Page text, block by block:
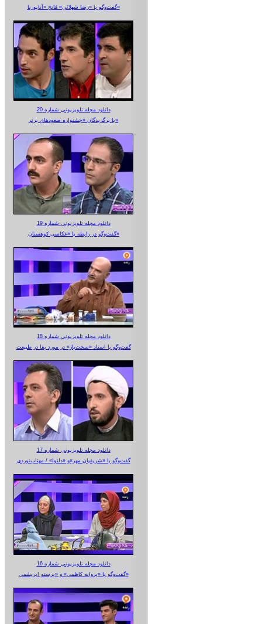
گفت‌وگو با «رضا شهلائی» فاتح «آناپورنا»
دانلود مجله تلویزیونی شماره 20
با برگزیدگان «جشنواره صعودهای برتر»
دانلود مجله تلویزیونی شماره 19
گفت‌وگو در رابطه با «عکاسی کوهستان»
دانلود مجله تلویزیونی شماره 18
گفت‌وگو با استاد «سخت‌باز» در مورد بقا در طبیعت
دانلود مجله تلویزیونی شماره 17
گفت‌وگو با «شریفیان مهر»‌و «دلنوا» / مهتاب‌نوردی
دانلود مجله تلویزیونی شماره 16
گفت‌وگو با «پروانه کاظمی» و «پرستو‌ ابریشمی»